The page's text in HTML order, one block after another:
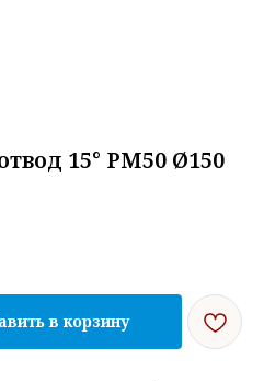
15° РМ50 Ø150
в корзину